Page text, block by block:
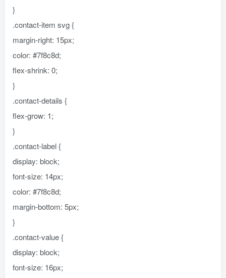
}
.contact-item svg {
margin-right: 15px;
color: #7f8c8d;
flex-shrink: 0;
}
.contact-details {
flex-grow: 1;
}
.contact-label {
display: block;
font-size: 14px;
color: #7f8c8d;
margin-bottom: 5px;
}
.contact-value {
display: block;
font-size: 16px;